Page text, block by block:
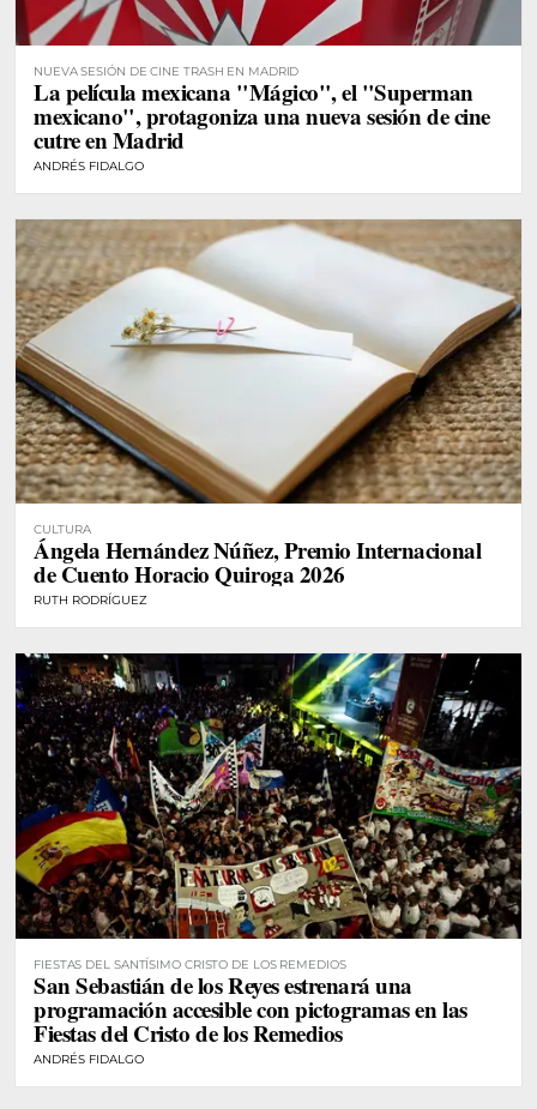
NUEVA SESIÓN DE CINE TRASH EN MADRID
La película mexicana "Mágico", el "Superman
mexicano", protagoniza una nueva sesión de cine
cutre en Madrid
ANDRÉS FIDALGO
CULTURA
Ángela Hernández Núñez, Premio Internacional
de Cuento Horacio Quiroga 2026
RUTH RODRÍGUEZ
FIESTAS DEL SANTÍSIMO CRISTO DE LOS REMEDIOS
San Sebastián de los Reyes estrenará una
programación accesible con pictogramas en las
Fiestas del Cristo de los Remedios
ANDRÉS FIDALGO